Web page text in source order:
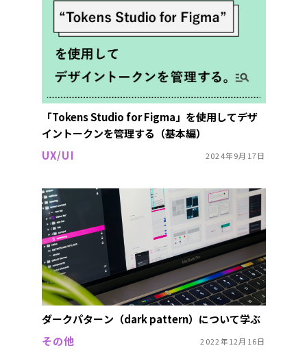
「Tokens Studio for Figma」を使用してデザ
イントークンを管理する（基本編）
UX/UI
2024年9月17日
ダークパターン（dark pattern）について学ぶ
その他
2022年12月16日